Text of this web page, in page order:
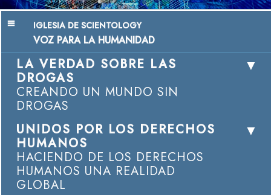
IGLESIA DE SCIENTOLOGY
VOZ PARA LA HUMANIDAD
LA VERDAD SOBRE LAS
DROGAS
CREANDO UN MUNDO SIN
DROGAS
UNIDOS POR LOS DERECHOS
HUMANOS
HACIENDO DE LOS DERECHOS
HUMANOS UNA REALIDAD
GLOBAL